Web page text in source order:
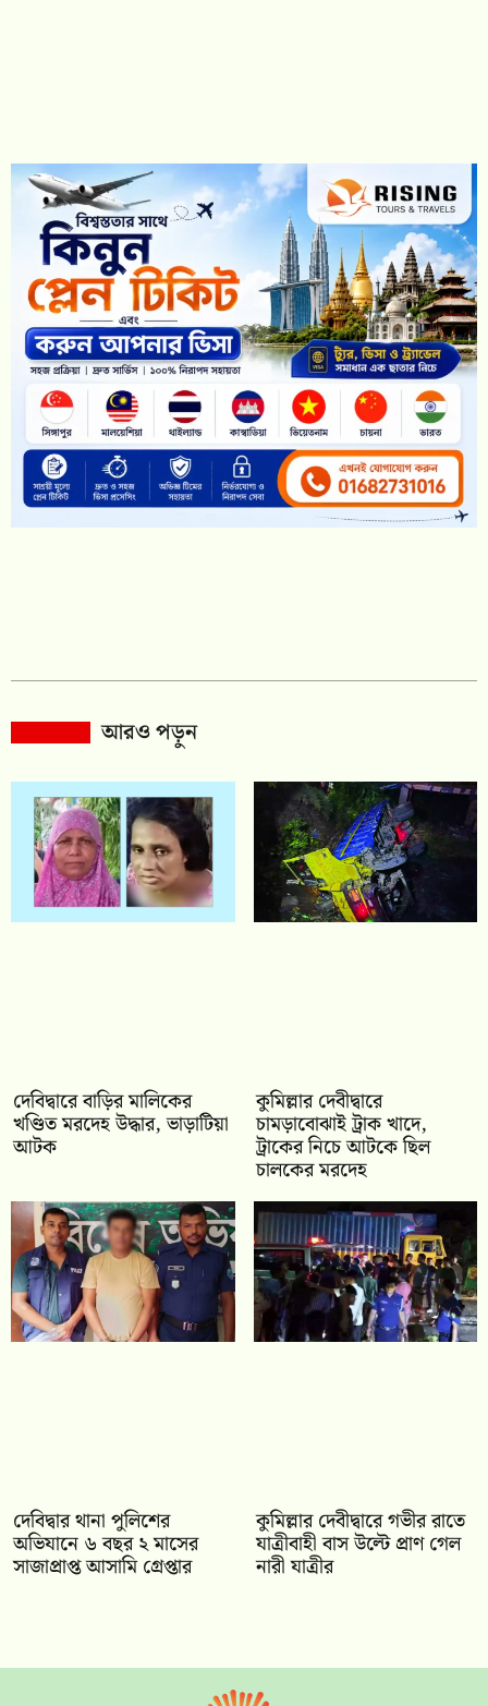
আরও পড়ুন
দেবিদ্বারে বাড়ির মালিকের
খণ্ডিত মরদেহ উদ্ধার, ভাড়াটিয়া
আটক
কুমিল্লার দেবীদ্বারে
চামড়াবোঝাই ট্রাক খাদে,
ট্রাকের নিচে আটকে ছিল
চালকের মরদেহ
দেবিদ্বার থানা পুলিশের
অভিযানে ৬ বছর ২ মাসের
সাজাপ্রাপ্ত আসামি গ্রেপ্তার
কুমিল্লার দেবীদ্বারে গভীর রাতে
যাত্রীবাহী বাস উল্টে প্রাণ গেল
নারী যাত্রীর